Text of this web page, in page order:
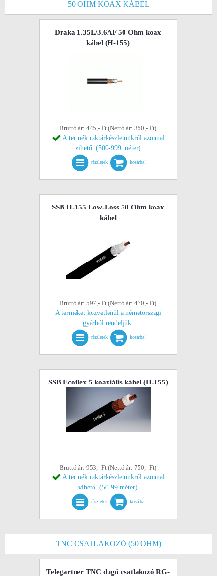
50 OHM KOAX KÁBEL
Draka 1.35L/3.6AF 50 Ohm koax
kábel (H-155)
Bruttó ár: 445,- Ft (Nettó ár: 350,- Ft)
A termék raktárkészletünkről azonnal
vihető. (500-999 méter)
részletek kosárba!
SSB H-155 Low-Loss 50 Ohm koax
kábel
Bruttó ár: 597,- Ft (Nettó ár: 470,- Ft)
A terméket közvetlenül a németországi
gyárból rendeljük.
részletek kosárba!
SSB Ecoflex 5 koaxiális kábel (H-155)
Bruttó ár: 953,- Ft (Nettó ár: 750,- Ft)
A termék raktárkészletünkről azonnal
vihető. (50-99 méter)
részletek kosárba!
TNC CSATLAKOZÓ (50 OHM)
Telegartner TNC dugó csatlakozó RG-